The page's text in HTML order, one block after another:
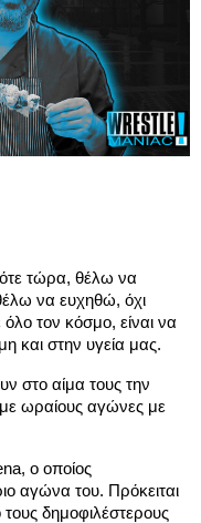
τώρα, θέλω να
να ευχηθώ, όχι
τον κόσμο, είναι να
και στην υγεία μας.
στο αίμα τους την
ωραίους αγώνες με
ο οποίος
αγώνα του. Πρόκειται
δημοφιλέστερους